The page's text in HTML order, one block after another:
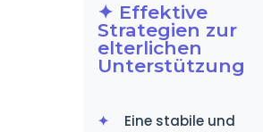
✦ Effektive
Strategien zur
elterlichen
Unterstützung
Eine stabile und